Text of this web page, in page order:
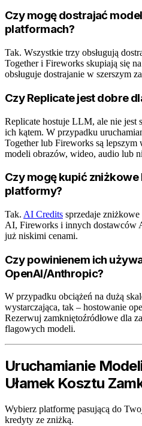
Czy mogę dostrajać
platformach?
Tak. Wszystkie trzy obsługują
Together i Fireworks skupiają się
obsługuje dostrajanie w szerszym
Czy Replicate jest dobre
Replicate hostuje LLM, ale nie jest
ich kątem. W przypadku
Together lub Fireworks są
modeli obrazów, wideo, audio lub
Czy mogę kupić
platformy?
Tak. AI Credits sprzedaje
AI, Fireworks i innych dostawców
już niskimi cenami.
Czy powinienem ich
OpenAI/Anthropic?
W przypadku obciążeń na dużą
wystarczająca, tak – hostowanie
Rezerwuj zamkniętoźródłowe dla
flagowych modeli.
Uruchamianie
Ułamek Kosztu
Wybierz platformę pasującą do
kredyty ze zniżką.